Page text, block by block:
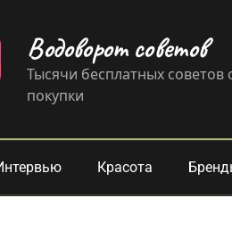
Водоворот советов
Тысячи бесплатных советов
покупки
Красота